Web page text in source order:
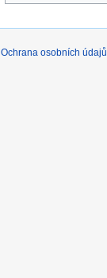
Ochrana osobních údajů